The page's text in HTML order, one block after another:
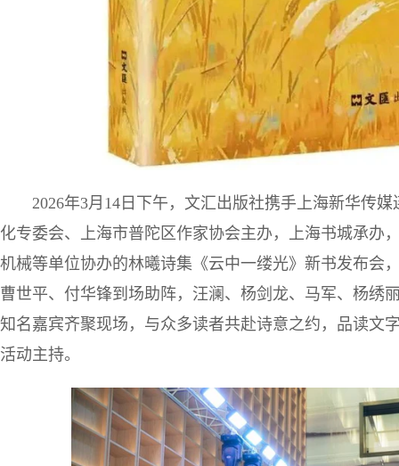
2026年3月14日下午，文汇出版社携手上海新华传
化专委会、上海市普陀区作家协会主办，上海书城承办
机械等单位协办的林曦诗集《云中一缕光》新书发布会
曹世平、付华锋到场助阵，汪澜、杨剑龙、马军、杨绣
知名嘉宾齐聚现场，与众多读者共赴诗意之约，品读文
活动主持。